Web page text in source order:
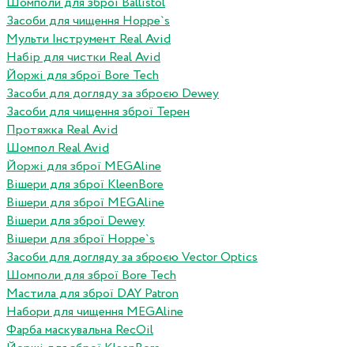
Засоби для чищення Hoppe`s
Мульти Інструмент Real Avid
Набір для чистки Real Avid
Йоржі для зброї Bore Tech
Засоби для догляду за зброєю Dewey
Засоби для чищення зброї Терен
Протяжка Real Avid
Шомпол Real Avid
Йоржі для зброї MEGAline
Вішери для зброї KleenBore
Вішери для зброї MEGAline
Вішери для зброї Dewey
Вішери для зброї Hoppe`s
Засоби для догляду за зброєю Vector Optics
Шомполи для зброї Bore Tech
Мастила для зброї DAY Patron
Набори для чищення MEGAline
Фарба маскувальна RecOil